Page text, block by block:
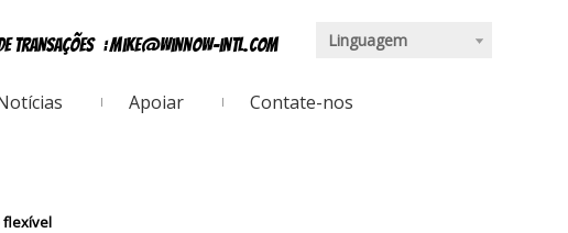
transações :mike@winnow-intl.com Linguagem
Apoiar Contate-nos
flexível